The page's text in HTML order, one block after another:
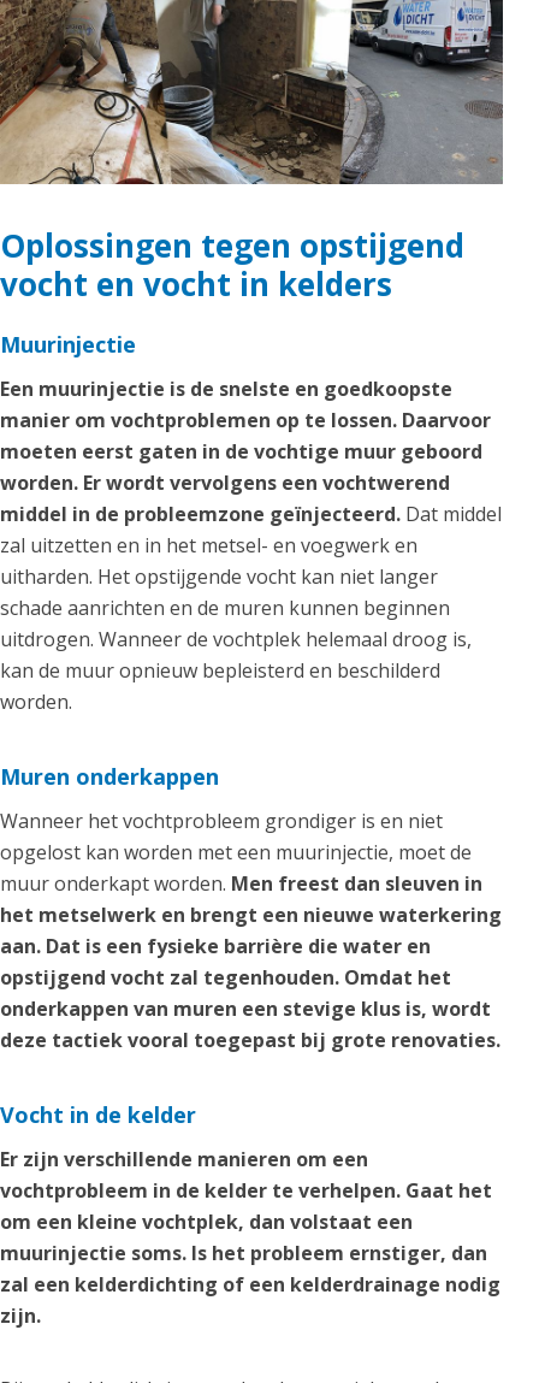
Oplossingen tegen opstijgend
vocht en vocht in kelders
Muurinjectie
Een muurinjectie is de snelste en goedkoopste
manier om vochtproblemen op te lossen. Daarvoor
moeten eerst gaten in de vochtige muur geboord
worden. Er wordt vervolgens een vochtwerend
middel in de probleemzone geïnjecteerd. Dat middel
zal uitzetten en in het metsel- en voegwerk en
uitharden. Het opstijgende vocht kan niet langer
schade aanrichten en de muren kunnen beginnen
uitdrogen. Wanneer de vochtplek helemaal droog is,
kan de muur opnieuw bepleisterd en beschilderd
worden.
Muren onderkappen
Wanneer het vochtprobleem grondiger is en niet
opgelost kan worden met een muurinjectie, moet de
muur onderkapt worden. Men freest dan sleuven in
het metselwerk en brengt een nieuwe waterkering
aan. Dat is een fysieke barrière die water en
opstijgend vocht zal tegenhouden. Omdat het
onderkappen van muren een stevige klus is, wordt
deze tactiek vooral toegepast bij grote renovaties.
Vocht in de kelder
Er zijn verschillende manieren om een
vochtprobleem in de kelder te verhelpen. Gaat het
om een kleine vochtplek, dan volstaat een
muurinjectie soms. Is het probleem ernstiger, dan
zal een kelderdichting of een kelderdrainage nodig
zijn.